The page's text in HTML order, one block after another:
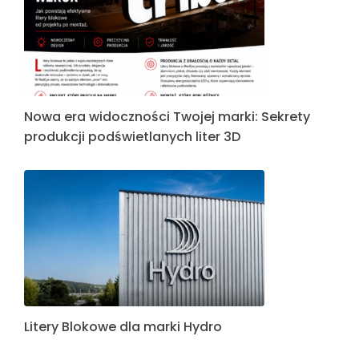
Nowa era widoczności Twojej marki: Sekrety
produkcji podświetlanych liter 3D
Litery Blokowe dla marki Hydro